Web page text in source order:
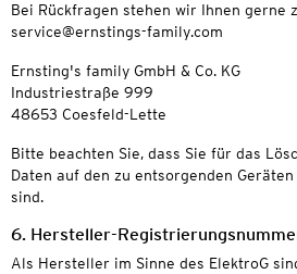
Bei Rückfragen stehen wir Ihnen gerne
service@ernstings-family.com
Ernsting's family GmbH & Co. KG
Industriestraße 999
48653 Coesfeld-Lette
Bitte beachten Sie, dass Sie für das
Daten auf den zu entsorgenden
sind.
6. Hersteller-
Als Hersteller im Sinne des ElektroG